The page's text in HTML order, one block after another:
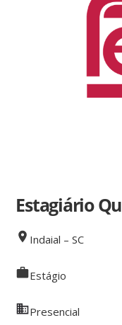
Estagiário
Indaial – SC
Estágio
Presencial